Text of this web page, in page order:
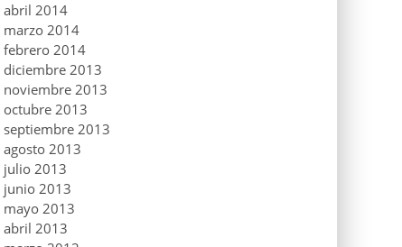
abril 2014
marzo 2014
febrero 2014
diciembre 2013
noviembre 2013
octubre 2013
septiembre 2013
agosto 2013
julio 2013
junio 2013
mayo 2013
abril 2013